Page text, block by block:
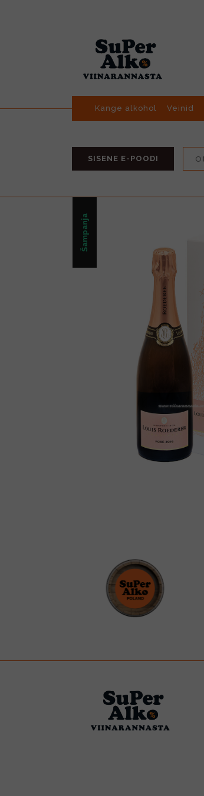
Kange alkohol Veinid
SISENE E-POODI
Šampanja